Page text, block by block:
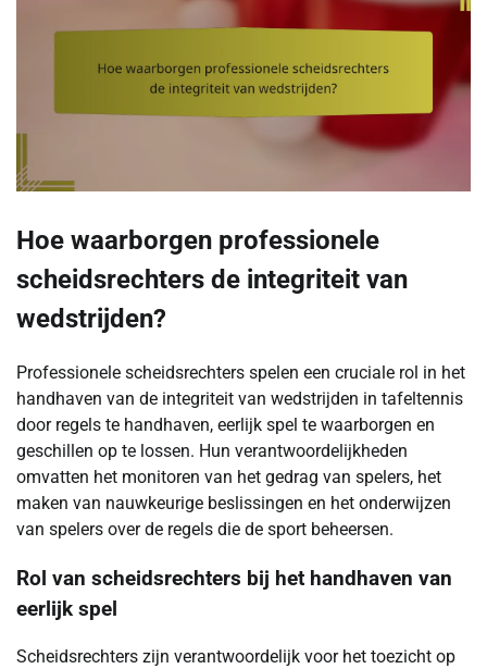
Hoe waarborgen professionele
scheidsrechters de integriteit van
wedstrijden?
Professionele scheidsrechters spelen een cruciale rol in het
handhaven van de integriteit van wedstrijden in tafeltennis
door regels te handhaven, eerlijk spel te waarborgen en
geschillen op te lossen. Hun verantwoordelijkheden
omvatten het monitoren van het gedrag van spelers, het
maken van nauwkeurige beslissingen en het onderwijzen
van spelers over de regels die de sport beheersen.
Rol van scheidsrechters bij het handhaven van
eerlijk spel
Scheidsrechters zijn verantwoordelijk voor het toezicht op